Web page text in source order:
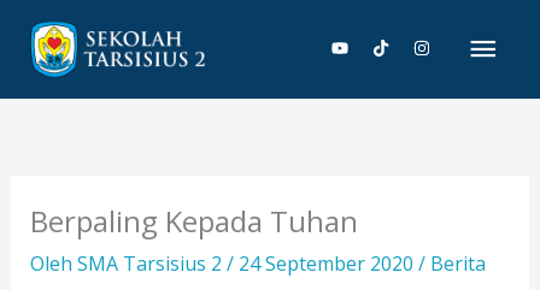
konten
Berpaling Kepada Tuhan
Oleh SMA Tarsisius 2 / 24 September 2020 / Berita